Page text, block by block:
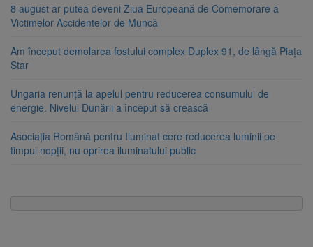
8 august ar putea deveni Ziua Europeană de Comemorare a
Victimelor Accidentelor de Muncă
Am început demolarea fostului complex Duplex 91, de lângă Piața
Star
Ungaria renunță la apelul pentru reducerea consumului de
energie. Nivelul Dunării a început să crească
Asociația Română pentru Iluminat cere reducerea luminii pe
timpul nopții, nu oprirea iluminatului public